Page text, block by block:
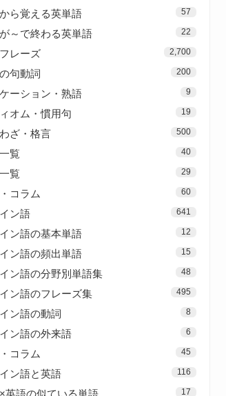
ら覚える英単語 57
～で終わる英単語 22
レーズ 2,700
句動詞 200
ーション・熟語 9
オム・慣用句 19
ざ・格言 500
覧 40
覧 29
コラム 60
ン語 641
ン語の基本単語 12
ン語の頻出単語 15
ン語の分野別単語集 48
ン語のフレーズ集 495
ン語の動詞 8
ン語の外来語 6
コラム 45
ン語と英語 116
英語の似ている単語 17